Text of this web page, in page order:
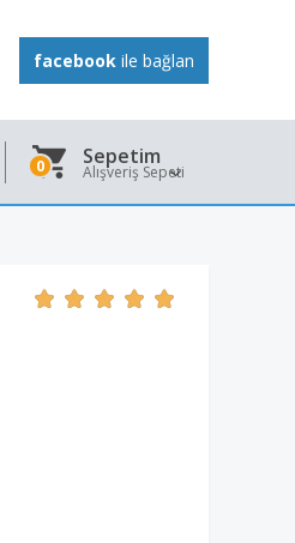
facebook ile bağlan
0 Sepetim
Alışveriş Sepeti